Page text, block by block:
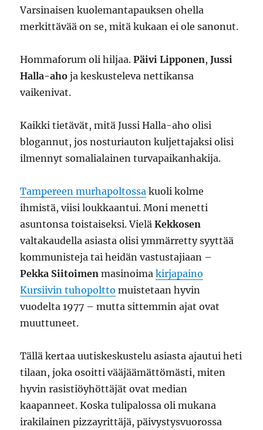
Varsinaisen kuolemantapauksen ohella
merkittävää on se, mitä kukaan ei ole sanonut.
Hommaforum oli hiljaa.Päivi Lipponen,Jussi
Halla-aho ja keskusteleva nettikansa
vaikenivat.
Kaikki tietävät, mitä Jussi Halla-aho olisi
blogannut, jos nosturiauton kuljettajaksi olisi
ilmennyt somalialainen turvapaikanhakija.
Tampereen murhapoltossa kuoli kolme
ihmistä, viisi loukkaantui. Moni menetti
asuntonsa toistaiseksi. VieläKekkosen
valtakaudella asiasta olisi ymmärretty syyttää
kommunisteja tai heidän vastustajiaan –
Pekka Siitoimen masinoimakirjapaino
Kursiivin tuhopoltto muistetaan hyvin
vuodelta 1977 – mutta sittemmin ajat ovat
muuttuneet.
Tällä kertaa uutiskeskustelu asiasta ajautui heti
tilaan, joka osoitti vääjäämättömästi, miten
hyvin rasistiöyhöttäjät ovat median
kaapanneet. Koska tulipalossa oli mukana
irakilainen pizzayrittäjä, päivystysvuorossa